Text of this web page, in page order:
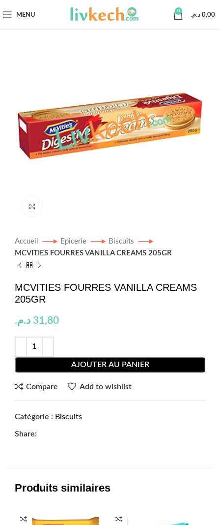
MENU
0
0,00 د.م.
Accueil Epicerie
Biscuits
MCVITIES FOURRES VANILLA CREAMS 205GR
MCVITIES FOURRES VANILLA CREAMS
205GR
31,80 د.م.
AJOUTER AU PANIER
Compare Add to wishlist
Catégorie : Biscuits
Share:
Produits similaires